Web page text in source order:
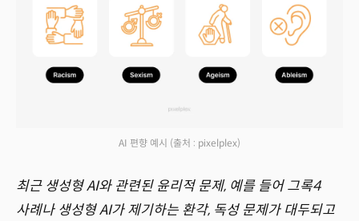
AI 편향 예시 (출처 : pixelplex)
최근 생성형 AI와 관련된 윤리적 문제, 예를 들어 그록4
사례나 생성형 AI가 제기하는 환각, 독성 문제가 대두되고